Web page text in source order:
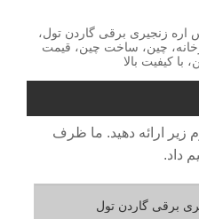
اره زنجیری برقی گاردن تول،
چین، ساخت چین، قیمت
با کیفیت بالا
زیر ارائه دهید. ما ظرف